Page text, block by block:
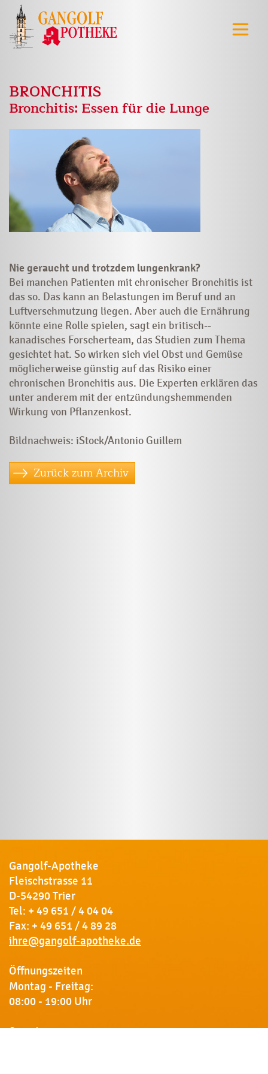
BRONCHITIS
Bronchitis: Essen für die Lunge
Nie geraucht und trotzdem lungenkrank?
Bei manchen Patienten mit chronischer Bronchitis ist
das so. Das kann an Belastungen im Beruf und an
Luftverschmutzung liegen. Aber auch die Ernährung
könnte eine Rolle spielen, sagt ein britisch-­
kanadisches Forscherteam, das Studien zum ­­Thema
gesichtet hat. So wirken sich viel Obst und Gemüse
möglicherweise günstig auf das Risiko einer
chronischen Bronchitis aus. Die Experten erklären das
unter anderem mit der entzündungshemmenden
Wirkung von Pflanzenkost.
Bildnachweis: iStock/Antonio Guillem
Zurück zum Archiv
Gangolf-Apotheke
Fleischstrasse 11
D-54290 Trier
Tel: + 49 651 / 4 04 04
Fax: + 49 651 / 4 89 28
ihre@gangolf-apotheke.de
Öffnungszeiten
Montag - Freitag:
08:00 - 19:00 Uhr
Samstag: